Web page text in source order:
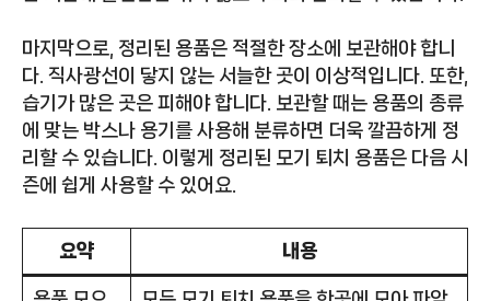
마지막으로, 정리된 용품은 적절한 장소에 보관해야 합니
다. 직사광선이 닿지 않는 서늘한 곳이 이상적입니다. 또한,
습기가 많은 곳은 피해야 합니다. 보관할 때는 용품의 종류
에 맞는 박스나 용기를 사용해 분류하면 더욱 깔끔하게 정
리할 수 있습니다. 이렇게 정리된 모기 퇴치 용품은 다음 시
즌에 쉽게 사용할 수 있어요.
요약 내용